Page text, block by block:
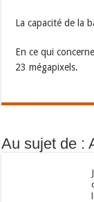
La capacité de la
En ce qui
23 mégapixels.
Au sujet de :